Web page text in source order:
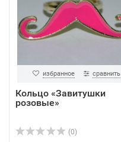
избранное сравнить
Кольцо «Завитушки
розовые»
(0)